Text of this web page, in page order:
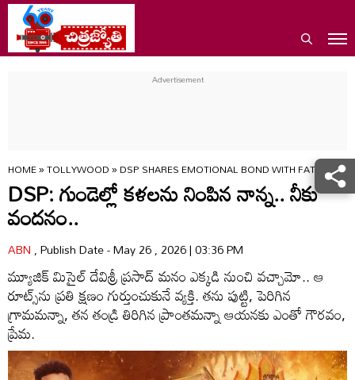
HOME»TOLLYWOOD»DSP SHARES EMOTIONAL BOND WITH FATHER’S
DSP: గుండెల్లో కళలను నింపిన నాన్న.. నీకు
వందనం..
ABN, Publish Date - May 26 , 2026 | 03:36 PM
మ్యూజిక్‌ మిసైల్‌ దేవిశ్రీ ప్రసాద్‌ మనం ఎక్కడి నుంచి వచ్చామో.. ఆ
రూట్స్‌ను ప్రతి క్షణం గుర్తుంచుకునే వ్యక్తి. తను పుట్టి, పెరిగిన
గ్రామమన్నా, తన తండ్రి తిరిగిన ప్రాంతమన్నా ఆయనకు ఎంతో గౌరవం,
ప్రేమ.